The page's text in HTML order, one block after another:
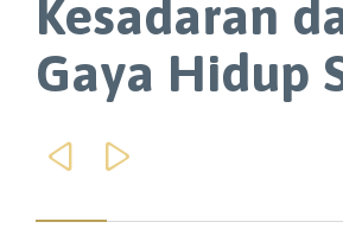
Kesadaran
Gaya Hidup
 